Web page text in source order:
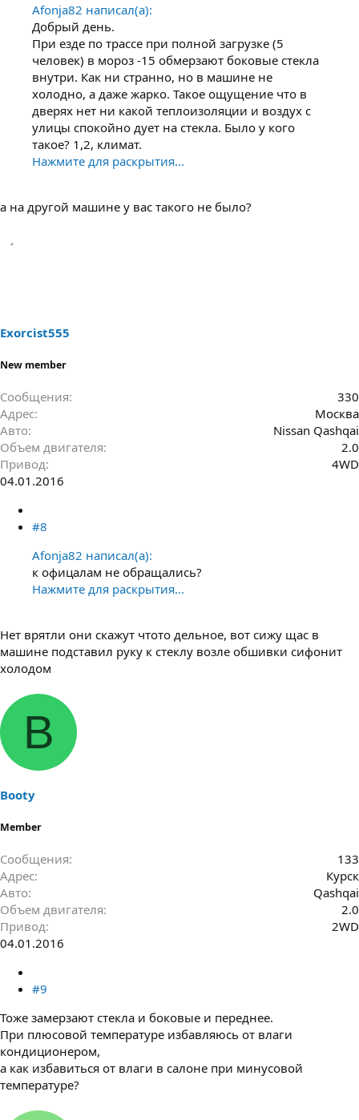
Afonja82 написал(а):
Добрый день.
При езде по трассе при полной загрузке (5
человек) в мороз -15 обмерзают боковые стекла
внутри. Как ни странно, но в машине не
холодно, а даже жарко. Такое ощущение что в
дверях нет ни какой теплоизоляции и воздух с
улицы спокойно дует на стекла. Было у кого
такое? 1,2, климат.
Нажмите для раскрытия...
а на другой машине у вас такого не было?
Exorcist555
New member
Сообщения
330
Адрес
Москва
Авто
Nissan Qashqai
Объем двигателя
2.0
Привод
4WD
04.01.2016
#8
Afonja82 написал(а):
к офицалам не обращались?
Нажмите для раскрытия...
Нет врятли они скажут чтото дельное, вот сижу щас в
машине подставил руку к стеклу возле обшивки сифонит
холодом
B
Booty
Member
Сообщения
133
Адрес
Курск
Авто
Qashqai
Объем двигателя
2.0
Привод
2WD
04.01.2016
#9
Тоже замерзают стекла и боковые и переднее.
При плюсовой температуре избавляюсь от влаги
кондиционером,
а как избавиться от влаги в салоне при минусовой
температуре?